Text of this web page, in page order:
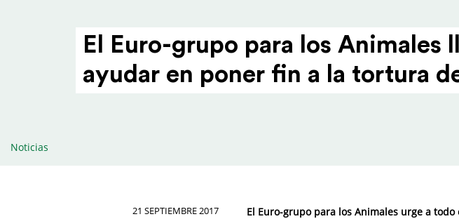
El Euro-grupo para los Animales
ayudar en poner fin a la tortura
Noticias
21 SEPTIEMBRE 2017 El Euro-grupo para los Animales urge a